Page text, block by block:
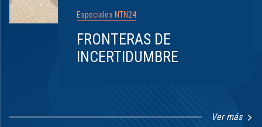
Especiales NTN24
FRONTERAS DE
INCERTIDUMBRE
Ver más